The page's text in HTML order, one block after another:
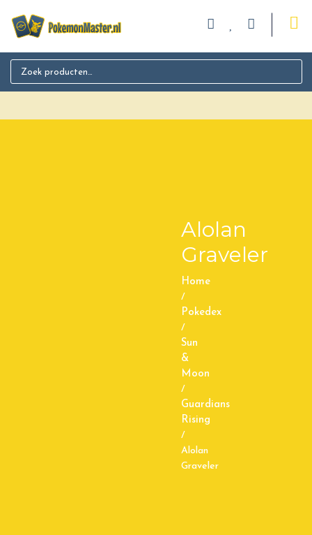
Search for:
Alolan
Graveler
Home
/
Pokedex
/
Sun
&
Moon
/
Guardians
Rising
/
Alolan
Graveler